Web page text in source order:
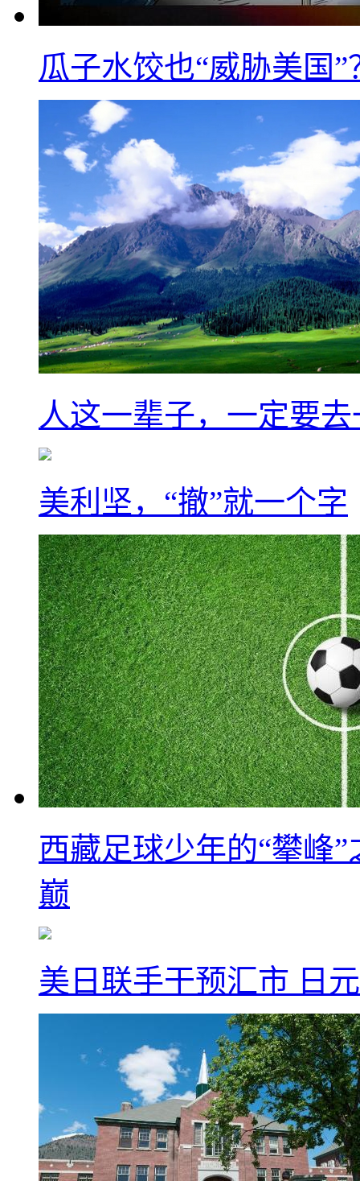
瓜子水饺也“威胁美国”
人这一辈子，一定要
美利坚，“撤”就一个字
西藏足球少年的“攀峰
巅
美日联手干预汇市 日